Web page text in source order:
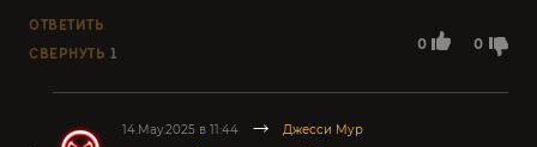
0 0
ОТВЕТИТЬ
СВЕРНУТЬ 1
14.May.2025 в 11:44 Джесси Мур